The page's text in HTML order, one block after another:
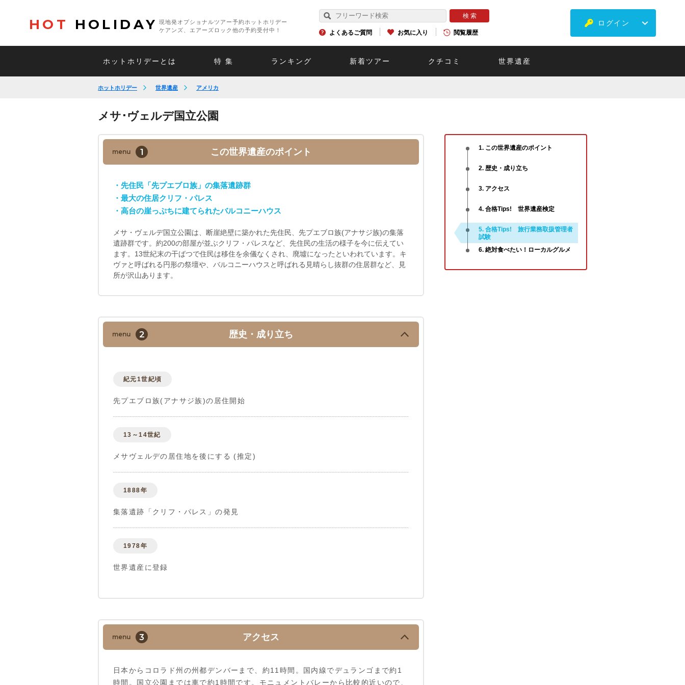
HOT HOLIDAY
現地発オプショナルツアー予約ホットホリデー
ケアンズ、エアーズロック他の予約受付中！
よくあるご質問 お気に入り 閲覧履歴
ログイン
ホットホリデーとは 特 集 ランキング 新着ツアー クチコミ 世界遺産
ホットホリデー 世界遺産 アメリカ
メサ･ヴェルデ国立公園
menu 1 この世界遺産のポイント
・先住民「先プエブロ族」の集落遺跡群
・最大の住居クリフ・パレス
・高台の崖っぷちに建てられたバルコニーハウス
メサ・ヴェルデ国立公園は、断崖絶壁に築かれた先住民、先プエブロ族(アナサジ族)の集落
遺跡群です。約200の部屋が並ぶクリフ・パレスなど、先住民の生活の様子を今に伝えてい
ます。13世紀末の干ばつで住民は移住を余儀なくされ、廃墟になったといわれています。キ
ヴァと呼ばれる円形の祭壇や、バルコニーハウスと呼ばれる見晴らし抜群の住居群など、見
所が沢山あります。
menu 2 歴史・成り立ち
紀元1世紀頃
先プエブロ族(アナサジ族)の居住開始
13～14世紀
メサヴェルデの居住地を後にする (推定)
1888年
集落遺跡「クリフ・パレス」の発見
1978年
世界遺産に登録
menu 3 アクセス
日本からコロラド州の州都デンバーまで、約11時間。国内線でデュランゴまで約1
時間。国立公園までは車で約1時間です。モニュメントバレーから比較的近いので、
1. この世界遺産のポイント
2. 歴史・成り立ち
3. アクセス
4. 合格Tips! 世界遺産検定
5. 合格Tips! 旅行業務取扱管理者
試験
6. 絶対食べたい！ローカルグルメ